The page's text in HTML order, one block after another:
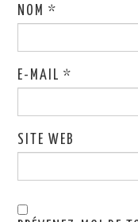
NOM*
E-MAIL*
SITE WEB